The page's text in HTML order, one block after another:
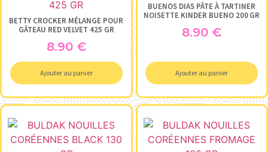
BETTY CROCKER MÉLANGE POUR
GÂTEAU RED VELVET 425 GR
8.90 €
Ajouter au panier
BUENOS DIAS PÂTE À TARTINER
NOISETTE KINDER BUENO 200 GR
8.90 €
Ajouter au panier